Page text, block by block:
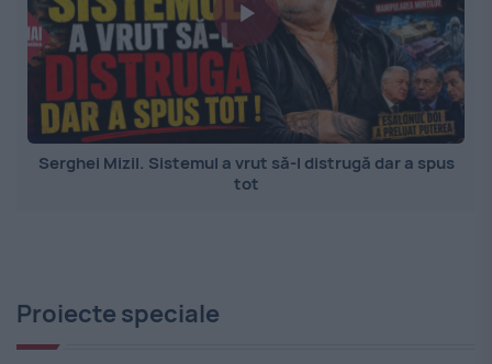
Serghei Mizil. Sistemul a vrut să-l distrugă dar a spus
tot
Proiecte speciale